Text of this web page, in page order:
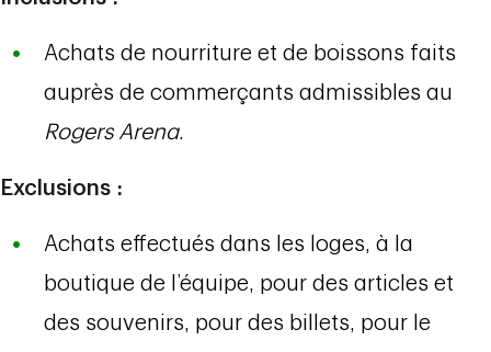
Achats de nourriture et de boissons faits
auprès de commerçants admissibles au
Rogers Arena.
Exclusions :
Achats effectués dans les loges, à la
boutique de l’équipe, pour des articles et
des souvenirs, pour des billets, pour le